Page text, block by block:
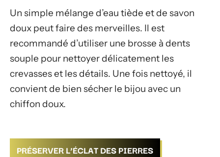
Un simple mélange d’eau tiède et de savon
doux peut faire des merveilles. Il est
recommandé d’utiliser une brosse à dents
souple pour nettoyer délicatement les
crevasses et les détails. Une fois nettoyé, il
convient de bien sécher le bijou avec un
chiffon doux.
PRÉSERVER L’ÉCLAT DES PIERRES